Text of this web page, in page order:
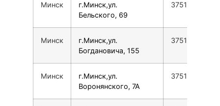
Минск
г.Минск,ул.
Бельского, 69
Минск
г.Минск,ул.
Богдановича, 155
Минск
г.Минск,ул.
Воронянского, 7А